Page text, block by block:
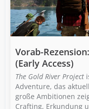
Vorab-
(Early Access)
The Gold River Project
Adventure, das
große Ambitionen
Crafting, Erkundung